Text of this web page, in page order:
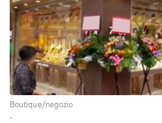
Ampia Porta d'Ingresso
Animals Friendly
Aria condizionata
Arredamento
Ascensore
Attaccapanni
Boutique/negozio
∙